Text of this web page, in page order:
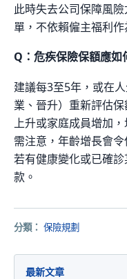
此時失去公司保障風
單，不依賴僱主福利作
Q：危疾保險保額應如
建議每3至5年，或在
業、晉升）重新評估
上升或家庭成員增加
需注意，年齡增長會
若有健康變化或已確
款。
分類： 保險規劃
最新文章